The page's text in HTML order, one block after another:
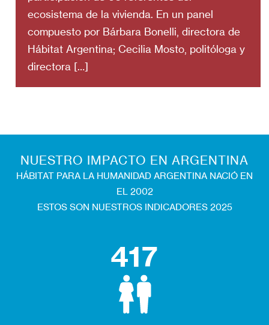
ecosistema de la vivienda. En un panel
compuesto por Bárbara Bonelli, directora de
Hábitat Argentina; Cecilia Mosto, politóloga y
directora […]
NUESTRO IMPACTO EN ARGENTINA
HÁBITAT PARA LA HUMANIDAD ARGENTINA NACIÓ EN
EL 2002
ESTOS SON NUESTROS INDICADORES 2025
417